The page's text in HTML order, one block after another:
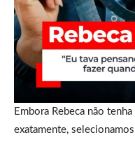
Embora Rebeca não
exatamente,